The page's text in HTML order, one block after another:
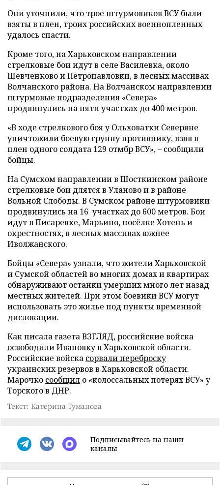
Они уточнили, что трое штурмовиков ВСУ были
взяты в плен, троих российских военнопленных
удалось спасти.
Кроме того, на Харьковском направлении
стрелковые бои идут в селе Василевка, около
Шевченково и Петропавловки, в лесных массивах
Волчанского района. На Волчанском направлении
штурмовые подразделения «Севера»
продвинулись на пяти участках до 400 метров.
«В ходе стрелкового боя у Ольховатки Северяне
уничтожили боевую группу противнику, взяв в
плен одного солдата 129 отмбр ВСУ», – сообщили
бойцы.
На Сумском направлении в Шосткинском районе
стрелковые бои длятся в Уланово и в районе
Вольной Слободы. В Сумском районе штурмовики
продвинулись на 16 участках до 600 метров. Бои
идут в Писаревке, Марьино, посёлке Хотень и
окрестностях, в лесных массивах южнее
Иволжанского.
Бойцы «Севера» узнали, что жители Харьковской
и Сумской областей во многих домах и квартирах
обнаруживают останки умерших много лет назад
местных жителей. При этом боевики ВСУ могут
использовать это жилье под пункты временной
дислокации.
Как писала газета ВЗГЛЯД, российские войска
освободилиИвановку в Харьковской области.
Российские войска сорвали переброску
украинских резервов в Харьковской области.
Марочко сообщил о «колоссальных потерях ВСУ» у
Торского в ДНР.
Текст: Катерина Туманова
Подписывайтесь на наши
каналы